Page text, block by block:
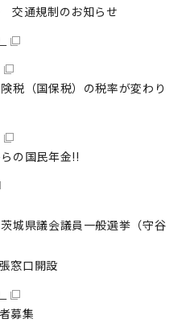
交通規制のお知らせ
税（国保税）の税率が変わり
の国民年金!!
城県議会議員一般選挙（守谷
窓口開設
募集